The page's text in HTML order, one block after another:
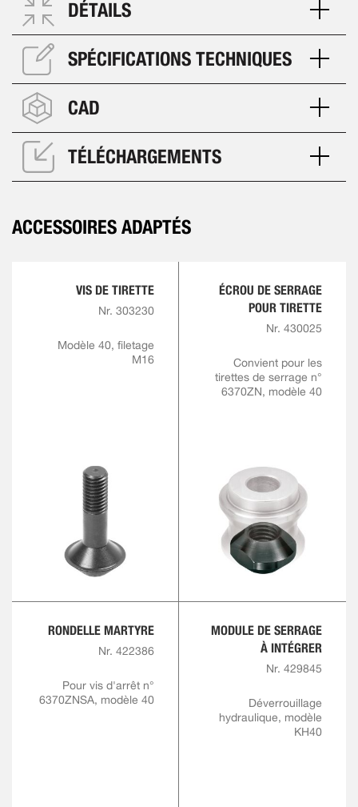
DÉTAILS
SPÉCIFICATIONS TECHNIQUES
CAD
TÉLÉCHARGEMENTS
ACCESSOIRES ADAPTÉS
VIS DE TIRETTE
Nr. 303230
Modèle 40, filetage
M16
ÉCROU DE SERRAGE
POUR TIRETTE
Nr. 430025
Convient pour les
tirettes de serrage n°
6370ZN, modèle 40
RONDELLE MARTYRE
Nr. 422386
Pour vis d'arrêt n°
6370ZNSA, modèle 40
MODULE DE SERRAGE
À INTÉGRER
Nr. 429845
Déverrouillage
hydraulique, modèle
KH40